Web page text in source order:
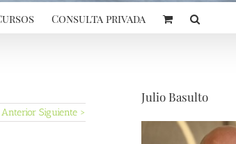
Consulta privada
Anterior Siguiente >
Julio Basulto